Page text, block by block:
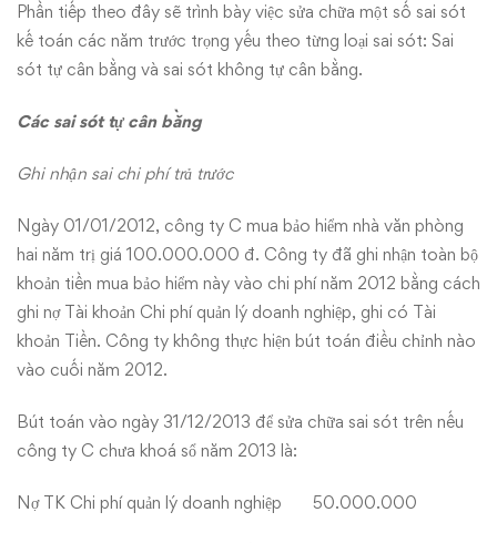
Phần tiếp theo đây sẽ trình bày việc sửa chữa một số sai sót
kế toán các năm trước trọng yếu theo từng loại sai sót: Sai
sót tự cân bằng và sai sót không tự cân bằng.
Các sai sót tự cân bằng
Ghi nhận sai chi phí trả trước
Ngày 01/01/2012, công ty C mua bảo hiểm nhà văn phòng
hai năm trị giá 100.000.000 đ. Công ty đã ghi nhận toàn bộ
khoản tiền mua bảo hiểm này vào chi phí năm 2012 bằng cách
ghi nợ Tài khoản Chi phí quản lý doanh nghiệp, ghi có Tài
khoản Tiền. Công ty không thực hiện bút toán điều chỉnh nào
vào cuối năm 2012.
Bút toán vào ngày 31/12/2013 để sửa chữa sai sót trên nếu
công ty C chưa khoá sổ năm 2013 là:
Nợ TK Chi phí quản lý doanh nghiệp 50.000.000